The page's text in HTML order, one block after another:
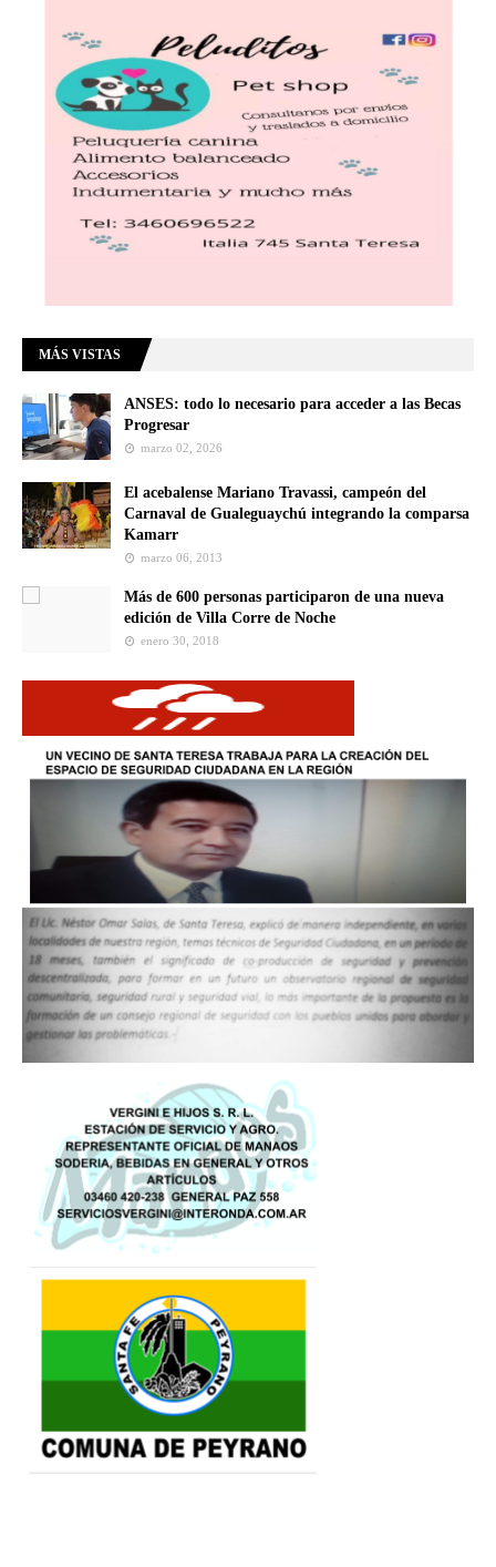
MÁS VISTAS
ANSES: todo lo necesario para acceder a las Becas
Progresar
marzo 02, 2026
El acebalense Mariano Travassi, campeón del
Carnaval de Gualeguaychú integrando la comparsa
Kamarr
marzo 06, 2013
Más de 600 personas participaron de una nueva
edición de Villa Corre de Noche
enero 30, 2018